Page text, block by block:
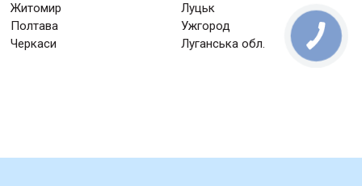
Житомир
Луцьк
Полтава
Ужгород
Черкаси
Луганська обл.